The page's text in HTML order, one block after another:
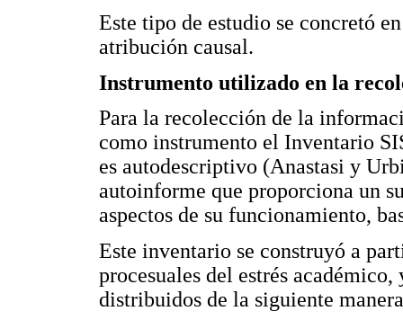
Este tipo de estudio se concretó
atribución causal.
Instrumento utilizado en la
Para la recolección de la
como instrumento el Inventario
es autodescriptivo (Anastasi y
autoinforme que proporciona un
aspectos de su funcionamiento,
Este inventario se construyó a
procesuales del estrés
distribuidos de la siguiente